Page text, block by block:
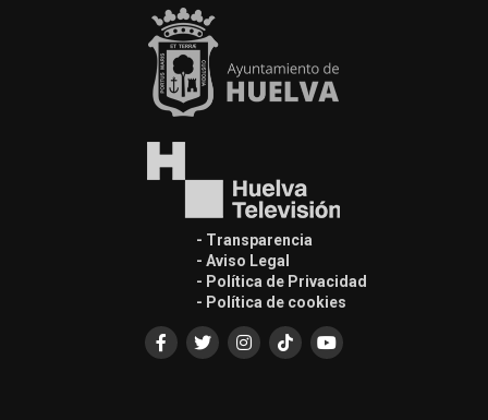
- Transparencia
- Aviso Legal
- Política de Privacidad
- Política de cookies